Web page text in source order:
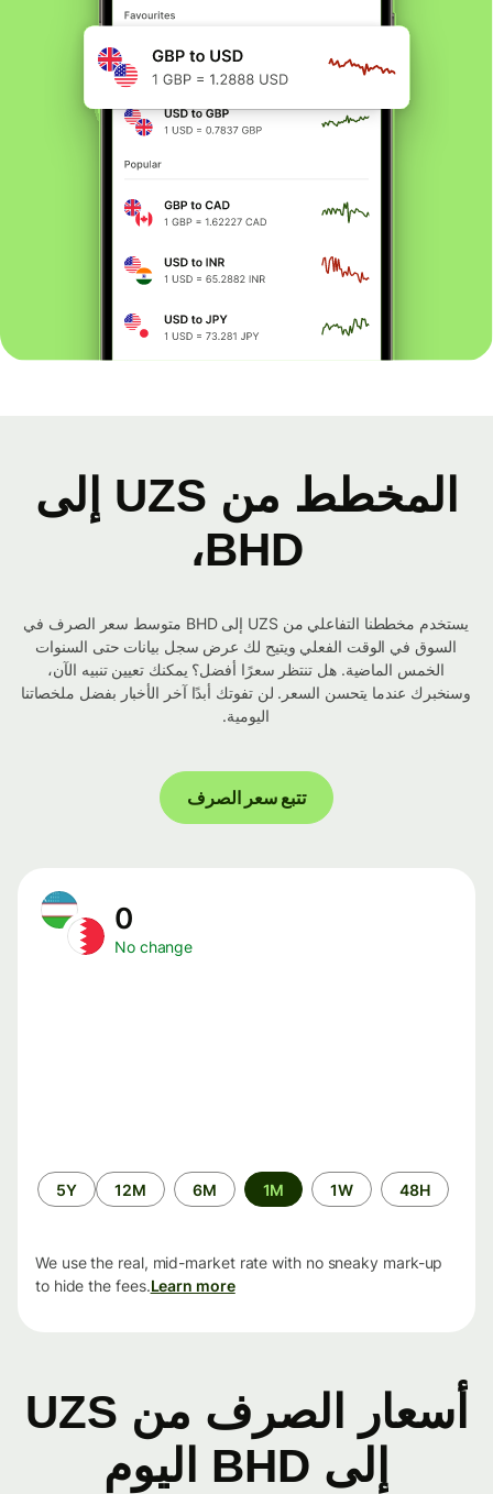
المخطط من UZS إلى
BHD،
يستخدم مخططنا التفاعلي من UZS إلى BHD متوسط ​​سعر الصرف في
السوق في الوقت الفعلي ويتيح لك عرض سجل بيانات حتى السنوات
الخمس الماضية. هل تنتظر سعرًا أفضل؟ يمكنك تعيين تنبيه الآن،
وسنخبرك عندما يتحسن السعر. لن تفوتك أبدًا آخر الأخبار بفضل ملخصاتنا
اليومية.
تتبع سعر الصرف
No change
الفترة
الزمنية
48H
1W
1M
6M
12M
5Y
We use the real, mid-market rate with no sneaky mark-up
to hide the fees.Learn more
أسعار الصرف من UZS
إلى BHD اليوم